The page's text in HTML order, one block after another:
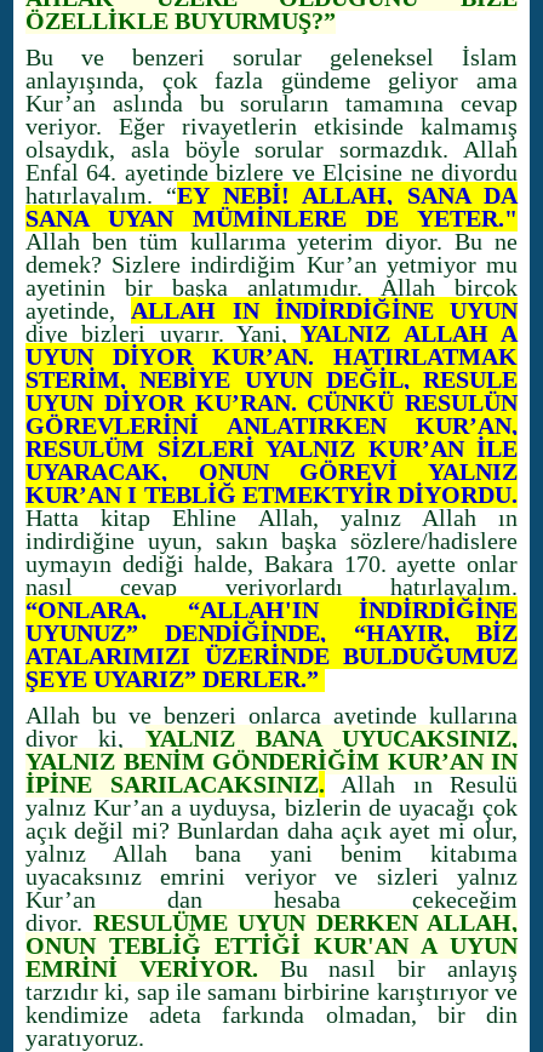
ÖZELLİKLE BUYURMUŞ?”
Bu ve benzeri sorular geleneksel İslam
anlayışında, çok fazla gündeme geliyor ama
Kur’an aslında bu soruların tamamına cevap
veriyor. Eğer rivayetlerin etkisinde kalmamış
olsaydık, asla böyle sorular sormazdık. Allah
Enfal 64. ayetinde bizlere ve Elçisine ne diyordu
hatırlayalım. “EY NEBİ! ALLAH, SANA DA
SANA UYAN MÜMİNLERE DE YETER."
Allah ben tüm kullarıma yeterim diyor. Bu ne
demek? Sizlere indirdiğim Kur’an yetmiyor mu
ayetinin bir başka anlatımıdır. Allah birçok
ayetinde, ALLAH IN İNDİRDİĞİNE UYUN
diye bizleri uyarır. Yani,YALNIZ ALLAH A
UYUN DİYOR KUR’AN. HATIRLATMAK
STERİM, NEBİYE UYUN DEĞİL, RESULE
UYUN DİYOR KU’RAN. ÇÜNKÜ RESULÜN
GÖREVLERİNİ ANLATIRKEN KUR’AN,
RESULÜM SİZLERİ YALNIZ KUR’AN İLE
UYARACAK, ONUN GÖREVİ YALNIZ
KUR’AN I TEBLİĞ ETMEKTYİR DİYORDU.
Hatta kitap Ehline Allah, yalnız Allah ın
indirdiğine uyun, sakın başka sözlere/hadislere
uymayın dediği halde, Bakara 170. ayette onlar
nasıl cevap veriyorlardı hatırlayalım.
“ONLARA, “ALLAH'IN İNDİRDİĞİNE
UYUNUZ” DENDİĞİNDE, “HAYIR, BİZ
ATALARIMIZI ÜZERİNDE BULDUĞUMUZ
ŞEYE UYARIZ” DERLER.”
Allah bu ve benzeri onlarca ayetinde kullarına
diyor ki, YALNIZ BANA UYUCAKSINIZ,
YALNIZ BENİM GÖNDERİĞİM KUR’AN IN
İPİNE SARILACAKSINIZ. Allah ın Resulü
yalnız Kur’an a uyduysa, bizlerin de uyacağı çok
açık değil mi? Bunlardan daha açık ayet mi olur,
yalnız Allah bana yani benim kitabıma
uyacaksınız emrini veriyor ve sizleri yalnız
Kur’an dan hesaba çekeceğim
diyor. RESULÜME UYUN DERKEN ALLAH,
ONUN TEBLİĞ ETTİĞİ KUR'AN A UYUN
EMRİNİ VERİYOR.
Bu nasıl bir anlayış
tarzıdır ki, sap ile samanı birbirine karıştırıyor ve
kendimize adeta farkında olmadan, bir din
yaratıyoruz.